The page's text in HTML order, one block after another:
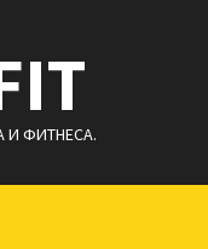
ФИТНЕСА.